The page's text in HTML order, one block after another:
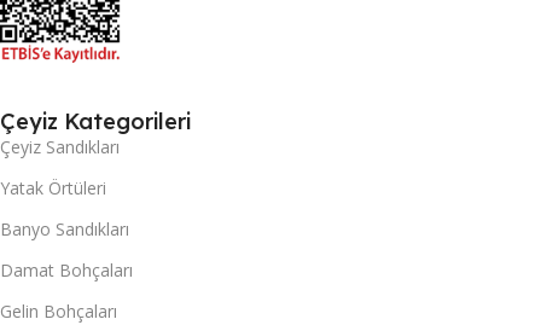
Çeyiz Kategorileri
Çeyiz Sandıkları
Yatak Örtüleri
Banyo Sandıkları
Damat Bohçaları
Gelin Bohçaları